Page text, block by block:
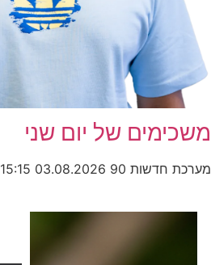
משכימים של יום שני
מערכת חדשות 90 03.08.2026
15:15